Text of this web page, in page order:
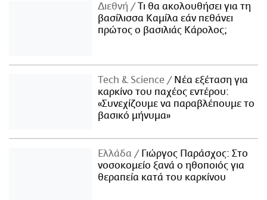
Διεθνή
Τι θα ακολουθήσει για τη
βασίλισσα Καμίλα εάν πεθάνει
πρώτος ο βασιλιάς Κάρολος;
Τech & Science
Νέα εξέταση για
καρκίνο του παχέος εντέρου:
«Συνεχίζουμε να παραβλέπουμε το
βασικό μήνυμα»
Ελλάδα
Γιώργος Παράσχος: Στο
νοσοκομείο ξανά ο ηθοποιός για
θεραπεία κατά του καρκίνου